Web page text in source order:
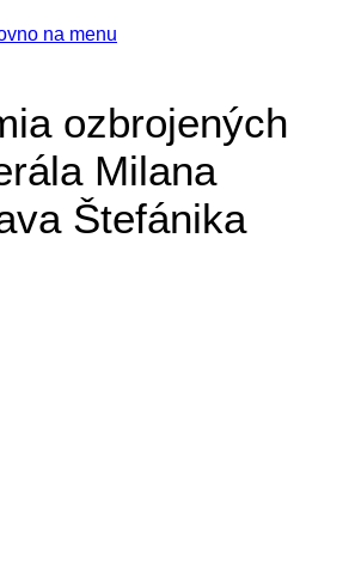
na menu
ozbrojených
Milana
Štefánika